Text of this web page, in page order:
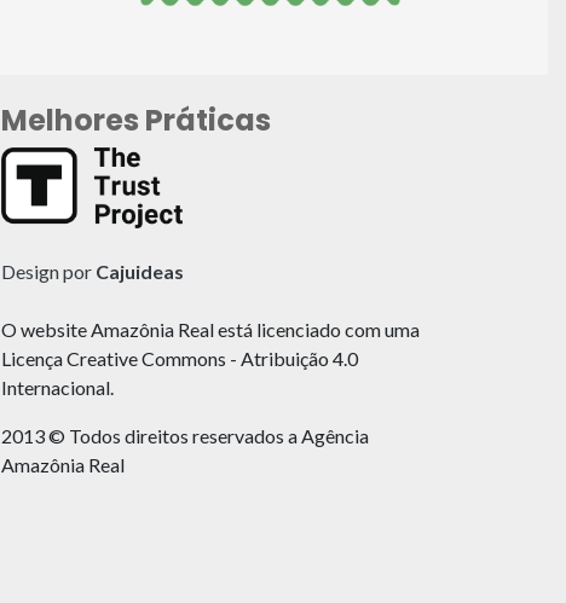
Melhores Práticas
Design por Cajuideas
O website Amazônia Real está licenciado com uma
Licença Creative Commons - Atribuição 4.0
Internacional.
2013 © Todos direitos reservados a Agência
Amazônia Real